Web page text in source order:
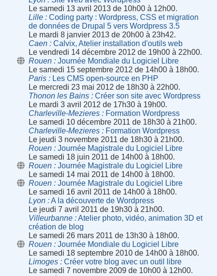
Le samedi 13 avril 2013 de 10h00 à 12h00.
Lille
Coding party : Wordpress, CSS et migration
de données de Drupal 5 vers Wordpress 3.5
Le mardi 8 janvier 2013 de 20h00 à 23h42.
Caen
Calvix, Atelier installation d'outils web
Le vendredi 14 décembre 2012 de 19h00 à 22h00.
Rouen
Journée Mondiale du Logiciel Libre
Le samedi 15 septembre 2012 de 14h00 à 18h00.
Paris
Les CMS open-source en PHP
Le mercredi 23 mai 2012 de 18h30 à 22h00.
Thonon les Bains
Créer son site avec Wordpress
Le mardi 3 avril 2012 de 17h30 à 19h00.
Charleville-Mezieres
Formation Wordpress
Le samedi 10 décembre 2011 de 18h30 à 21h00.
Charleville-Mezieres
Formation Wordpress
Le jeudi 3 novembre 2011 de 18h30 à 21h00.
Rouen
Journée Magistrale du Logiciel Libre
Le samedi 18 juin 2011 de 14h00 à 18h00.
Rouen
Journée Magistrale du Logiciel Libre
Le samedi 14 mai 2011 de 14h00 à 18h00.
Rouen
Journée Magistrale du Logiciel Libre
Le samedi 16 avril 2011 de 14h00 à 18h00.
Lyon
A la découverte de Wordpress
Le jeudi 7 avril 2011 de 19h30 à 21h00.
Villeurbanne
Atelier photo, vidéo, animation 3D et
création de blog
Le samedi 26 mars 2011 de 13h30 à 18h00.
Rouen
Journée Mondiale du Logiciel Libre
Le samedi 18 septembre 2010 de 14h00 à 18h00.
Limoges
Créer votre blog avec un outil libre
Le samedi 7 novembre 2009 de 10h00 à 12h00.